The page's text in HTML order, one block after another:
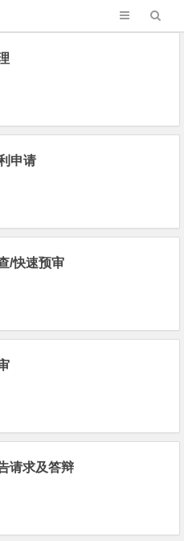
申请
/快速预审
请求及答辩